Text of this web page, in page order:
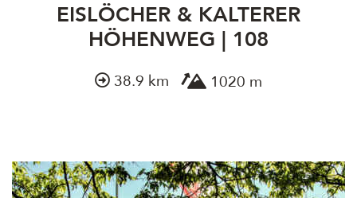
EISLÖCHER & KALTERER
HÖHENWEG | 108
38.9 km 1020 m